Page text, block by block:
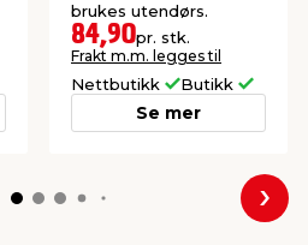
brukes utendørs.
84,90pr. stk.
Frakt m.m. legges til
Nettbutikk Butikk
Se mer